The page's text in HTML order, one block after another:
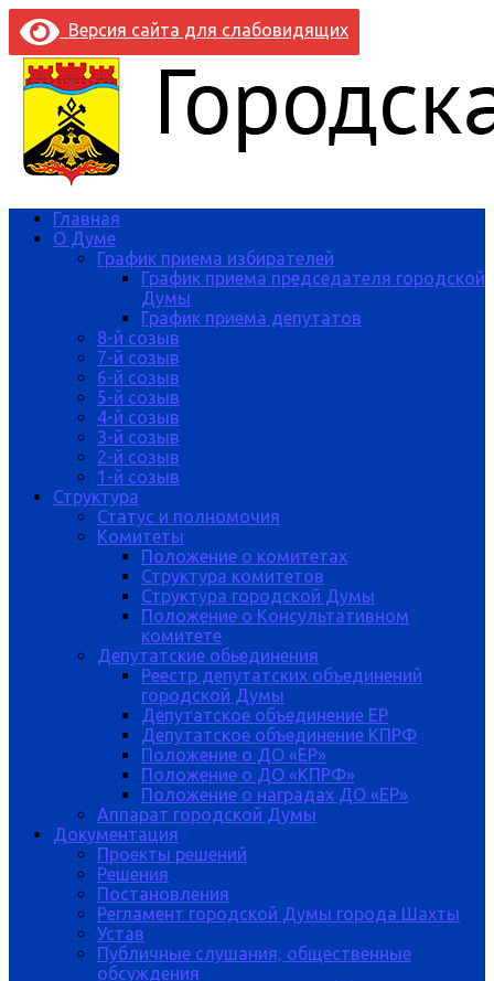
Версия сайта для слабовидящих
Главная
О Думе
График приема избирателей
График приема председателя городской
Думы
График приема депутатов
8-й созыв
7-й созыв
6-й созыв
5-й созыв
4-й созыв
3-й созыв
2-й созыв
1-й созыв
Структура
Статус и полномочия
Комитеты
Положение о комитетах
Структура комитетов
Структура городской Думы
Положение о Консультативном
комитете
Депутатские обьединения
Реестр депутатских объединений
городской Думы
Депутатское объединение ЕР
Депутатское объединение КПРФ
Положение о ДО «ЕР»
Положение о ДО «КПРФ»
Положение о наградах ДО «ЕР»
Аппарат городской Думы
Документация
Проекты решений
Решения
Постановления
Регламент городской Думы города Шахты
Устав
Публичные слушания, общественные
обсуждения